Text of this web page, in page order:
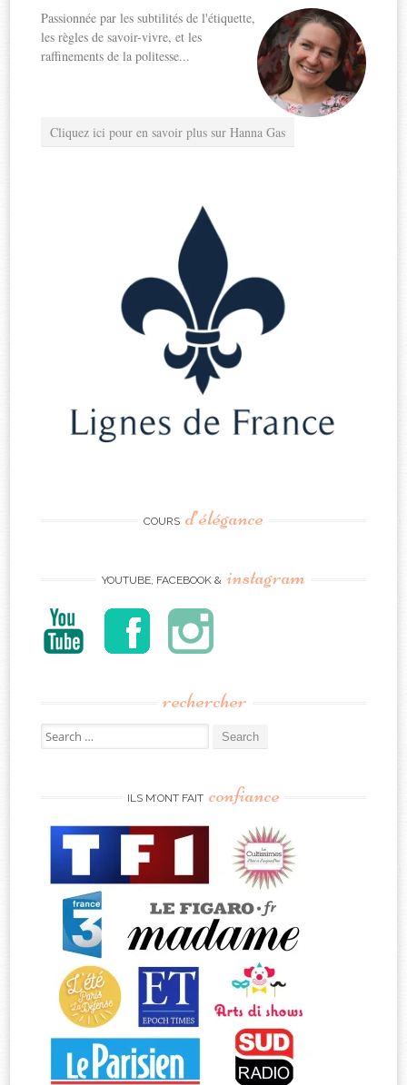
Passionnée par les subtilités de l'étiquette,
les règles de savoir-vivre, et les
raffinements de la politesse...
Cliquez ici pour en savoir plus sur Hanna Gas
COURS d’élégance
YOUTUBE, FACEBOOK & instagram
rechercher
Search
for:
ILS M’ONT FAIT confiance